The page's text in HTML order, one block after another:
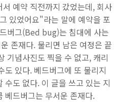
예약 직전까지 갔었는데, 회사
있었어요"라는 말에 예약을 포
버그(Bed bug)는 침대에 사는
존재다. 물리면 남은 여정은 끝
기념사진도 찍을 수 없고, 캐리
도 있다. 베드버그에 또 물리지
수도 없다. 이 글을 쓰고 있는 지
베드버그는 무서운 존재다.